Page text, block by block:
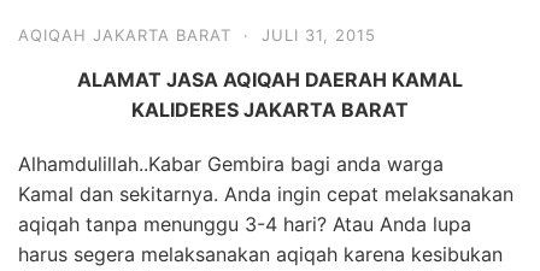
0823 1246
6713
AQIQAH JAKARTA BARAT · JULI 31, 2015
ALAMAT JASA AQIQAH DAERAH KAMAL
KALIDERES JAKARTA BARAT
Alhamdulillah..Kabar Gembira bagi anda warga
Kamal dan sekitarnya. Anda ingin cepat melaksanakan
aqiqah tanpa menunggu 3-4 hari? Atau Anda lupa
harus segera melaksanakan aqiqah karena kesibukan